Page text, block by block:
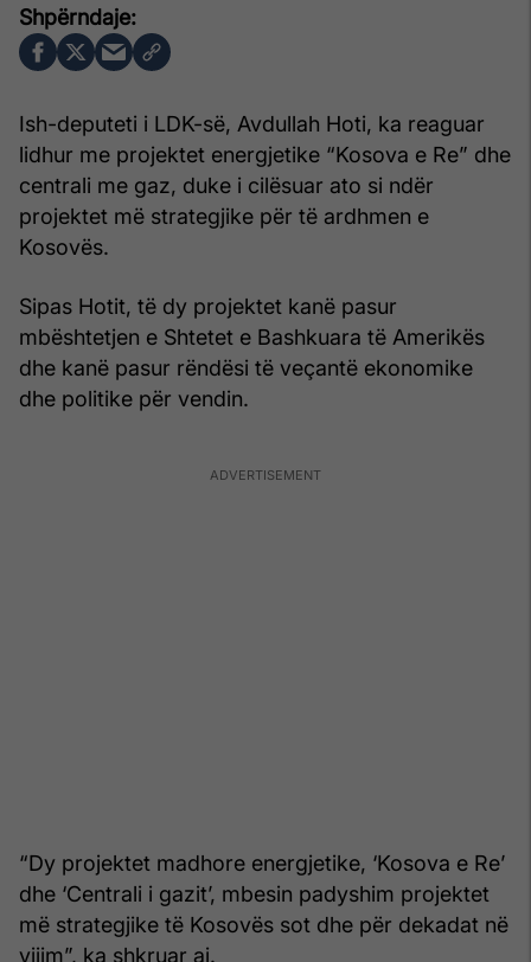
Ish-deputeti i LDK-së, Avdullah Hoti, ka reaguar
lidhur me projektet energjetike “Kosova e Re” dhe
centrali me gaz, duke i cilësuar ato si ndër
projektet më strategjike për të ardhmen e
Kosovës.
Sipas Hotit, të dy projektet kanë pasur
mbështetjen e Shtetet e Bashkuara të Amerikës
dhe kanë pasur rëndësi të veçantë ekonomike
dhe politike për vendin.
“Dy projektet madhore energjetike, ‘Kosova e Re’
dhe ‘Centrali i gazit’, mbesin padyshim projektet
më strategjike të Kosovës sot dhe për dekadat në
vijim”, ka shkruar ai.